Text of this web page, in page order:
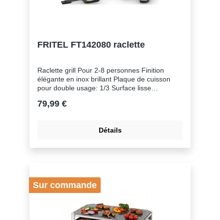
FRITEL FT142080 raclette
Raclette grill Pour 2-8 personnes Finition
élégante en inox brillant Plaque de cuisson
pour double usage: 1/3 Surface lisse
poisson,...Accessoires Grattoir 8Nombre de
NoirDimensions 49,5 x 27 cmFond en acier
inoxydableCommande Bouton allumer/
Convient au lave-vaisselle NonPièces
compatibles au lave-vaisselle OuiGénéral
Nombre de personnes 2 - 8Type Cooking fun
79,99 €
Détails
Sur commande